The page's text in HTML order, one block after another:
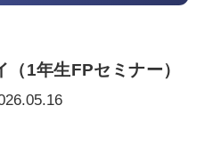
（1年生FPセミナー）